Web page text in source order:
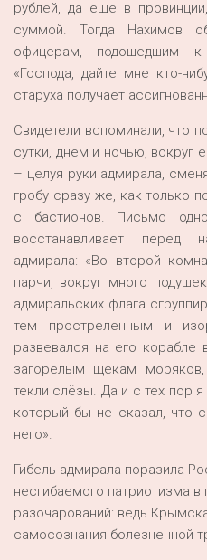
рублей, да еще в
суммой. Тогда Нахимов
офицерам, подошедшим
«Господа, дайте мне кто-
старуха получает
Свидетели вспоминали, что
сутки, днем и ночью, вокруг
– целуя руки адмирала,
гробу сразу же, как только
с бастионов. Письмо
восстанавливает перед
адмирала: «Во второй
парчи, вокруг много
адмиральских флага
тем простреленным и
развевался на его
загорелым щекам
текли слёзы. Да и с тех пор
который бы не сказал, что
него».
Гибель адмирала поразила
несгибаемого патриотизма в
разочарований: ведь
самосознания болезненной